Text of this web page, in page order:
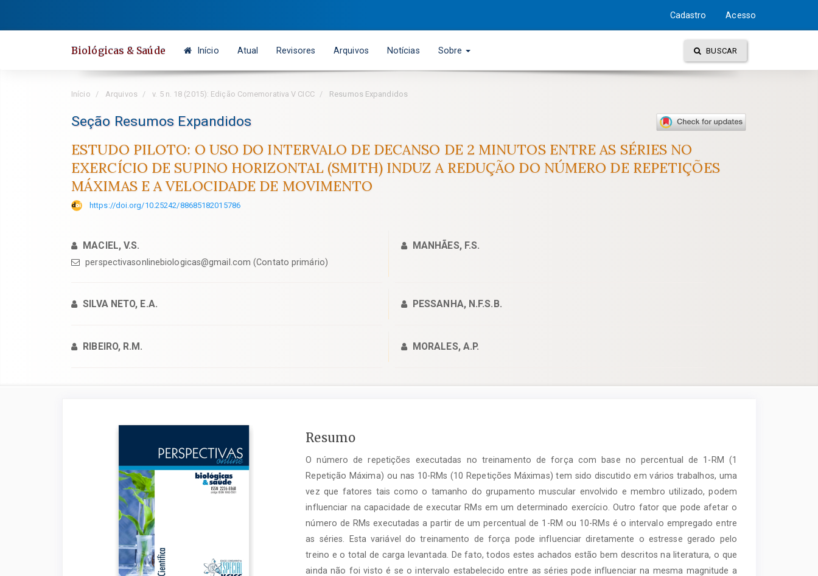
Cadastro Acesso
Biológicas & Saúde Início Atual Revisores Arquivos Notícias Sobre BUSCAR
Início Arquivos v. 5 n. 18 (2015): Edição Comemorativa V CICC Resumos Expandidos
Seção Resumos Expandidos
ESTUDO PILOTO: O USO DO INTERVALO DE DECANSO DE 2 MINUTOS ENTRE AS SÉRIES NO
EXERCÍCIO DE SUPINO HORIZONTAL (SMITH) INDUZ A REDUÇÃO DO NÚMERO DE REPETIÇÕES
MÁXIMAS E A VELOCIDADE DE MOVIMENTO
https://doi.org/10.25242/88685182015786
MACIEL, V.S.
perspectivasonlinebiologicas@gmail.com (Contato primário)
MANHÃES, F.S.
SILVA NETO, E.A. PESSANHA, N.F.S.B.
RIBEIRO, R.M. MORALES, A.P.
artigos
Conteúdo
artigo
principal
Resumo
O número de repetições executadas no treinamento de força com base no percentual de 1-RM (1
Repetição Máxima) ou nas 10-RMs (10 Repetições Máximas) tem sido discutido em vários trabalhos, uma
vez que fatores tais como o tamanho do grupamento muscular envolvido e membro utilizado, podem
influenciar na capacidade de executar RMs em um determinado exercício. Outro fator que pode afetar o
número de RMs executadas a partir de um percentual de 1-RM ou 10-RMs é o intervalo empregado entre
as séries. Esta variável do treinamento de força pode influenciar diretamente o estresse gerado pelo
treino e o total de carga levantada. De fato, todos estes achados estão bem descritos na literatura, o que
ainda não foi visto é se o intervalo estabelecido entre as séries pode influenciar na mesma magnitude a